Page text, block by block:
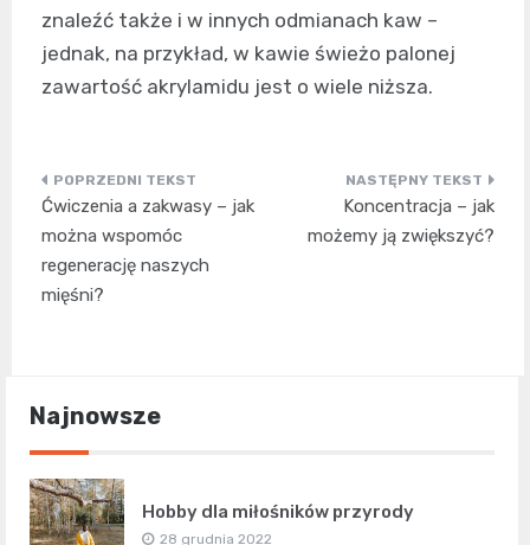
znaleźć także i w innych odmianach kaw –
jednak, na przykład, w kawie świeżo palonej
zawartość akrylamidu jest o wiele niższa.
Nawigacja
wpisu
Ćwiczenia a zakwasy – jak
można wspomóc
regenerację naszych
mięśni?
Koncentracja – jak
możemy ją zwiększyć?
Najnowsze
Hobby dla miłośników przyrody
28 grudnia 2022